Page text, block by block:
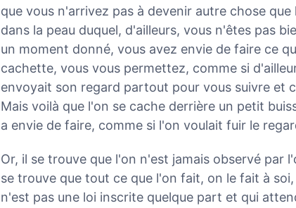
que vous n'arrivez pas à devenir autre chose
dans la peau duquel, d'ailleurs, vous n'êtes pas
un moment donné, vous avez envie de faire ce
cachette, vous vous permettez, comme si
envoyait son regard partout pour vous suivre et
Mais voilà que l'on se cache derrière un petit
a envie de faire, comme si l'on voulait fuir le
Or, il se trouve que l'on n'est jamais observé par
se trouve que tout ce que l'on fait, on le fait à
n'est pas une loi inscrite quelque part et qui